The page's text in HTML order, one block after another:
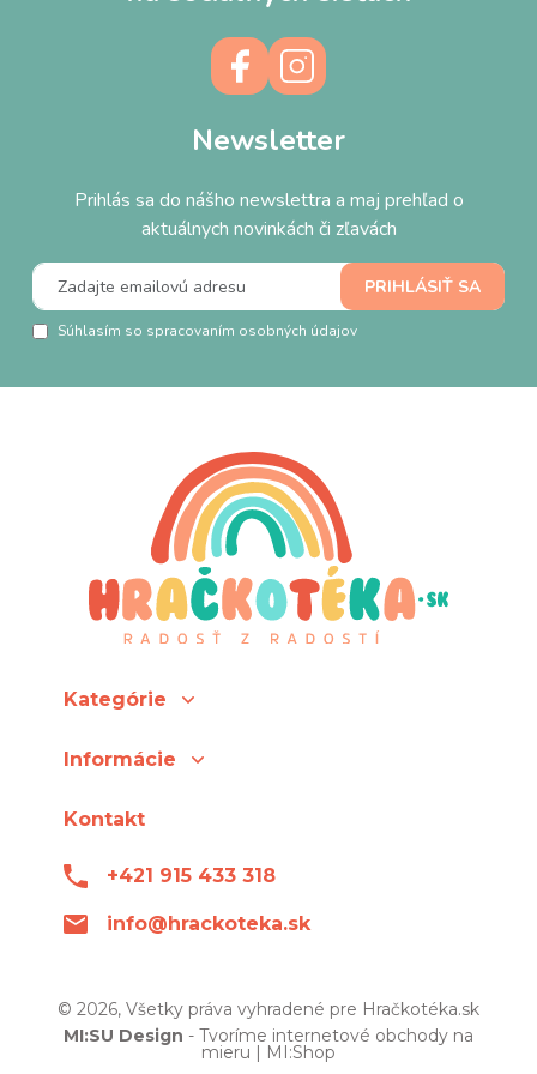
Newsletter
Prihlás sa do nášho newslettra a maj prehľad o
aktuálnych novinkách či zľavách
Súhlasím so spracovaním osobných údajov
Kategórie
Informácie
Kontakt
+421 915 433 318
info@hrackoteka.sk
© 2026, Všetky práva vyhradené pre Hračkotéka.sk
MI:SU Design - Tvoríme internetové obchody na
mieru | MI:Shop